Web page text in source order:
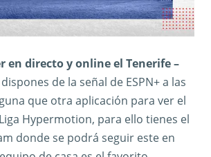
en directo y online el Tenerife –
dispones de la señal de ESPN+ a las
que otra aplicación para ver el
Hypermotion, para ello tienes el
donde se podrá seguir este en